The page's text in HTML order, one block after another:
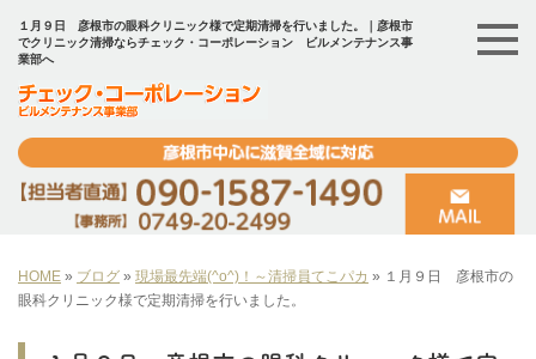
１月９日 彦根市の眼科クリニック様で定期清掃を行いました。｜彦根市
でクリニック清掃ならチェック・コーポレーション ビルメンテナンス事
業部へ
HOME » ブログ » 現場最先端(^o^)！～清掃員てこパカ » １月９日 彦根市の
眼科クリニック様で定期清掃を行いました。